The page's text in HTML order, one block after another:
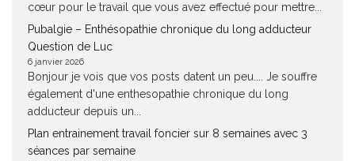
cœur pour le travail que vous avez effectué pour mettre...
Pubalgie – Enthésopathie chronique du long adducteur
Question de Luc
6 janvier 2026
Bonjour je vois que vos posts datent un peu.... Je souffre
également d'une enthesopathie chronique du long
adducteur depuis un...
Plan entrainement travail foncier sur 8 semaines avec 3
séances par semaine